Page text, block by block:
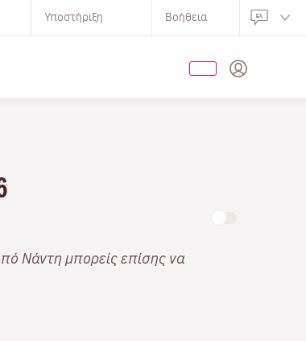
Υποστήριξη Βοήθεια
Νάντη μπορείς επίσης να